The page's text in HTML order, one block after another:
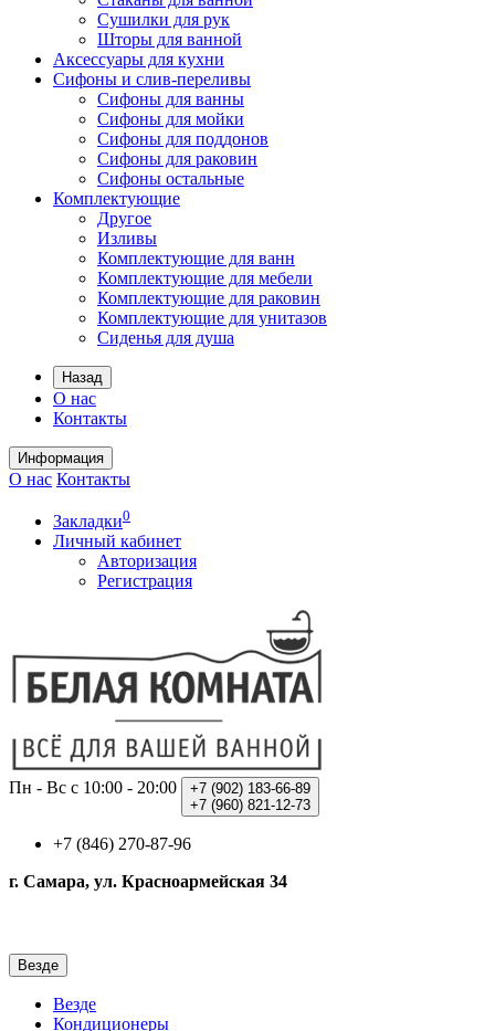
Сушилки для рук
Шторы для ванной
Аксессуары для кухни
Сифоны и слив-переливы
Сифоны для ванны
Сифоны для мойки
Сифоны для поддонов
Сифоны для раковин
Сифоны остальные
Комплектующие
Другое
Изливы
Комплектующие для ванн
Комплектующие для мебели
Комплектующие для раковин
Комплектующие для унитазов
Сиденья для душа
Назад
О нас
Контакты
Информация
О нас Контакты
Закладки0
Личный кабинет
Авторизация
Регистрация
Пн - Вс с 10:00 - 20:00 +7 (902) 183-66-89
+7 (960) 821-12-73
+7 (846) 270-87-96
г. Самара, ул. Красноармейская 34
Везде
Везде
Кондиционеры